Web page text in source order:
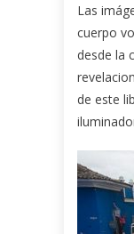
Las
cuerpo
desde la
de este